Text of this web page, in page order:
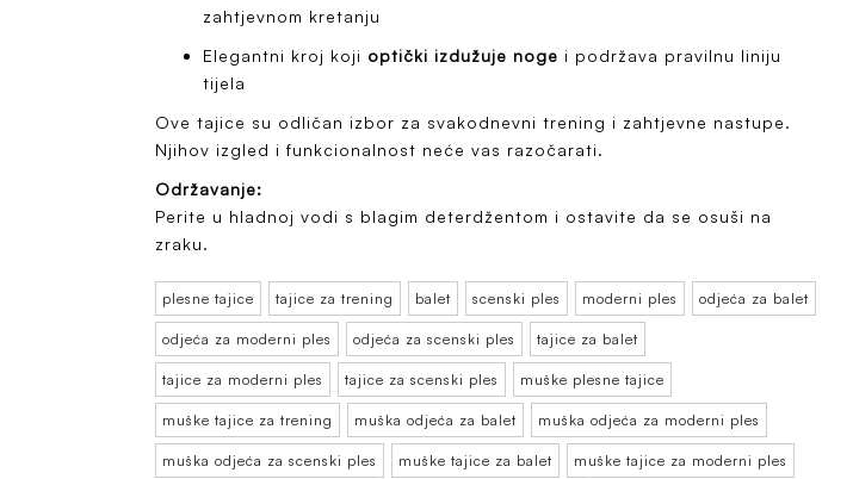
zahtjevnom kretanju
Elegantni kroj koji optički izdužuje noge i podržava pravilnu liniju
tijela
Ove tajice su odličan izbor za svakodnevni trening i zahtjevne nastupe.
Njihov izgled i funkcionalnost neće vas razočarati.
Održavanje:
Perite u hladnoj vodi s blagim deterdžentom i ostavite da se osuši na
zraku.
plesne tajice tajice za trening balet scenski ples moderni ples odjeća za balet
odjeća za moderni ples odjeća za scenski ples tajice za balet
tajice za moderni ples tajice za scenski ples muške plesne tajice
muške tajice za trening muška odjeća za balet muška odjeća za moderni ples
muška odjeća za scenski ples muške tajice za balet muške tajice za moderni ples